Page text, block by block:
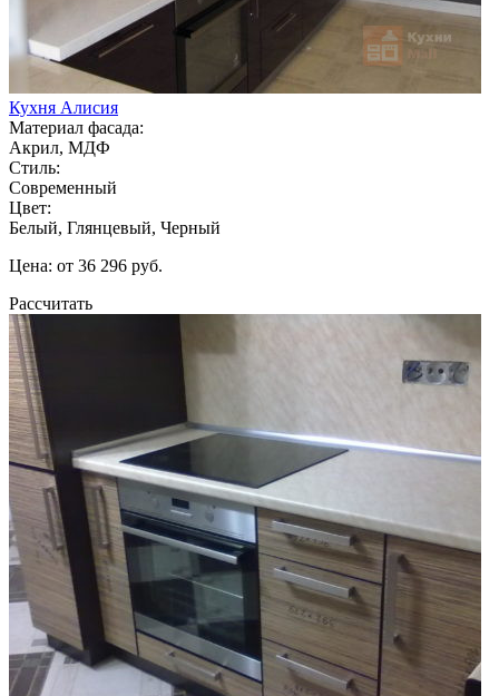
Кухня Алисия
Материал фасада:
Акрил, МДФ
Стиль:
Современный
Цвет:
Белый, Глянцевый, Черный
Цена: от 36 296 руб.
Рассчитать